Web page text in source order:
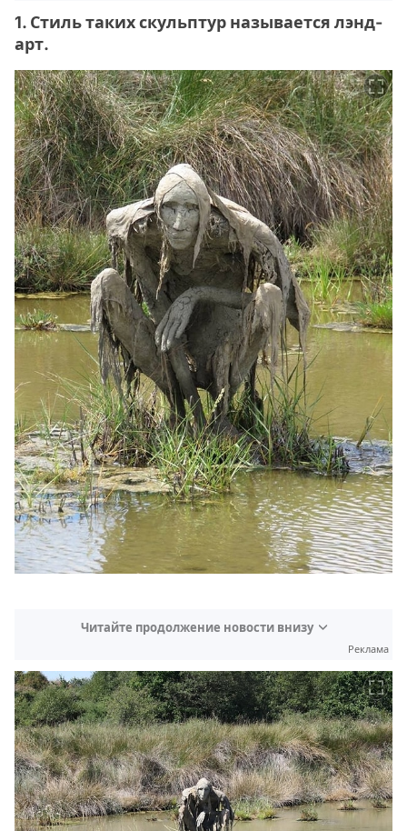
1. Стиль таких скульптур называется лэнд-
арт.
Читайте продолжение новости внизу
Реклама